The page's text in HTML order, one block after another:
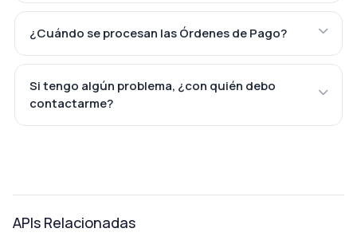
¿Cuándo se procesan las Órdenes de Pago?
Si tengo algún problema, ¿con quién debo
contactarme?
APIs Relacionadas